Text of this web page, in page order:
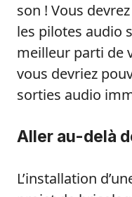
son ! Vous
les pilotes audio
meilleur parti de
vous devriez
sorties audio
Aller au-delà
L’installation